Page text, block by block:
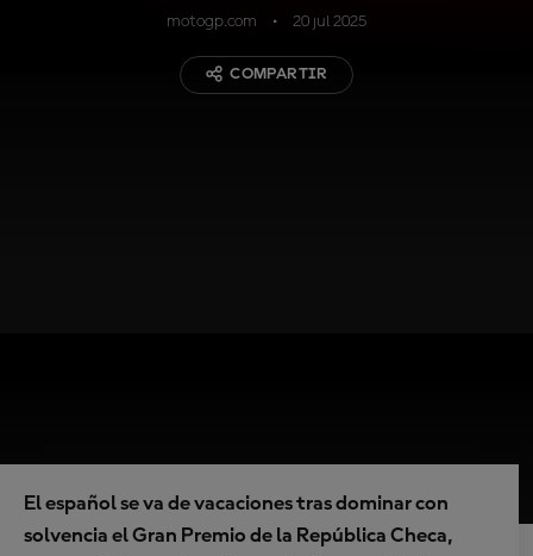
motogp.com 20 jul 2025
COMPARTIR
El español se va de vacaciones tras dominar con
solvencia el Gran Premio de la República Checa,